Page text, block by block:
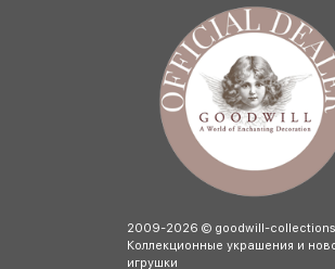
2009-2026 © goodwill-
Коллекционные украшения и
игрушки